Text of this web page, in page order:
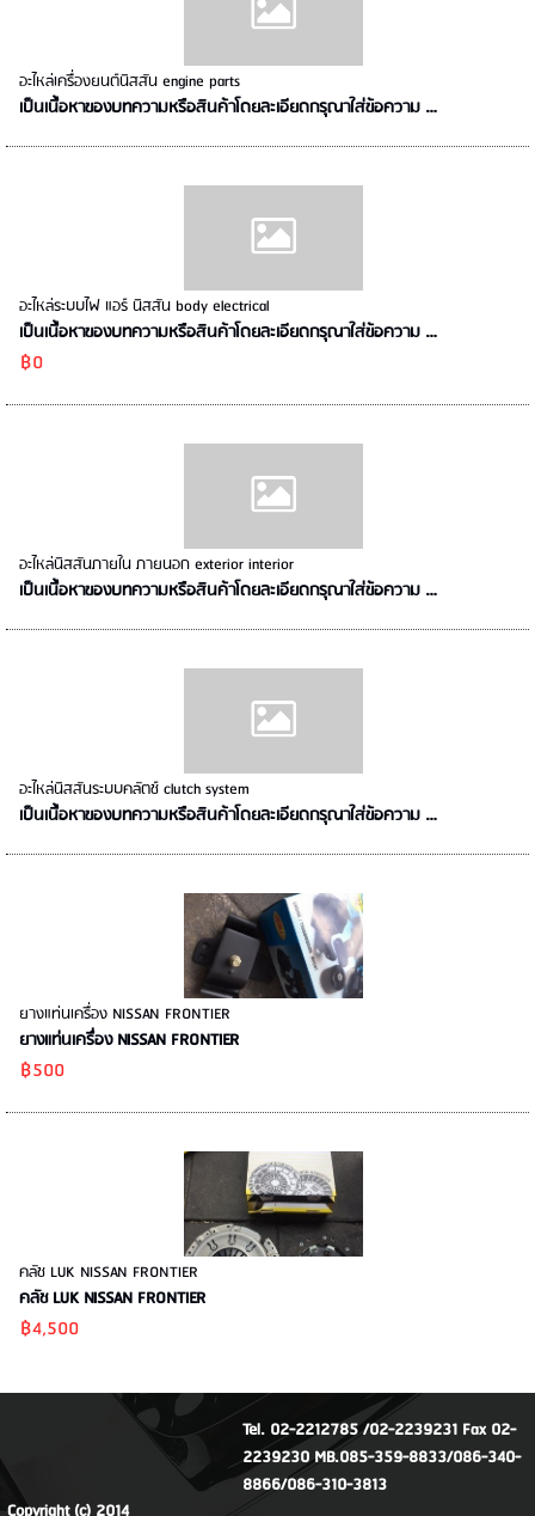
อะไหล่เครื่องยนต์นิสสัน engine parts
เป็นเนื้อหาของบทความหรือสินค้าโดยละเอียดกรุณาใส่ข้อความ …
อะไหล่ระบบไฟ แอร์ นิสสัน body electrical
เป็นเนื้อหาของบทความหรือสินค้าโดยละเอียดกรุณาใส่ข้อความ …
฿0
อะไหล่นิสสันภายใน ภายนอก exterior interior
เป็นเนื้อหาของบทความหรือสินค้าโดยละเอียดกรุณาใส่ข้อความ …
อะไหล่นิสสันระบบคลัตช์ clutch system
เป็นเนื้อหาของบทความหรือสินค้าโดยละเอียดกรุณาใส่ข้อความ …
ยางแท่นเครื่อง NISSAN FRONTIER
ยางแท่นเครื่อง NISSAN FRONTIER
฿500
คลัช LUK NISSAN FRONTIER
คลัช LUK NISSAN FRONTIER
฿4,500
Tel. 02-2212785 /02-2239231 Fax 02-
2239230 MB.085-359-8833/086-340-
8866/086-310-3813